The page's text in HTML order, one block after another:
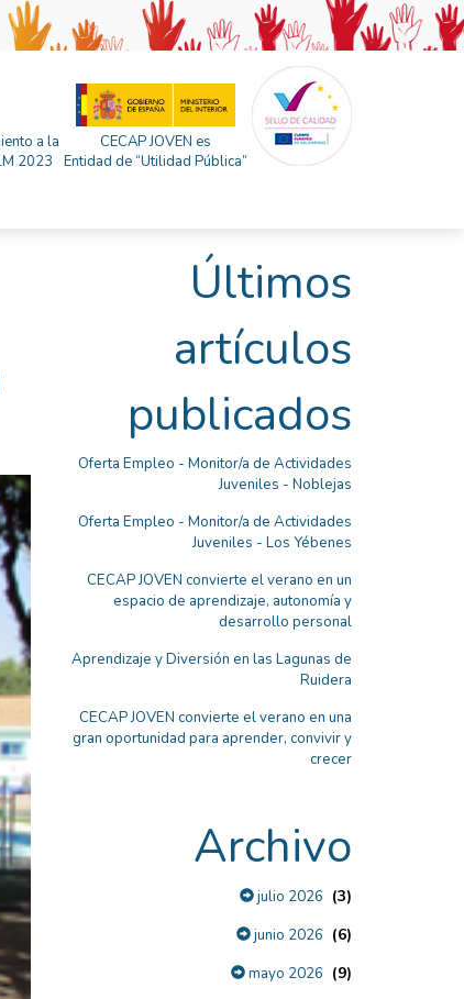
a la
2023
CECAP JOVEN es
Entidad de “Utilidad Pública”
Últimos
artículos
publicados
Oferta Empleo - Monitor/a de Actividades
Juveniles - Noblejas
Oferta Empleo - Monitor/a de Actividades
Juveniles - Los Yébenes
CECAP JOVEN convierte el verano en un
espacio de aprendizaje, autonomía y
desarrollo personal
Aprendizaje y Diversión en las Lagunas de
Ruidera
CECAP JOVEN convierte el verano en una
gran oportunidad para aprender, convivir y
crecer
Archivo
julio 2026 (3)
junio 2026 (6)
mayo 2026 (9)